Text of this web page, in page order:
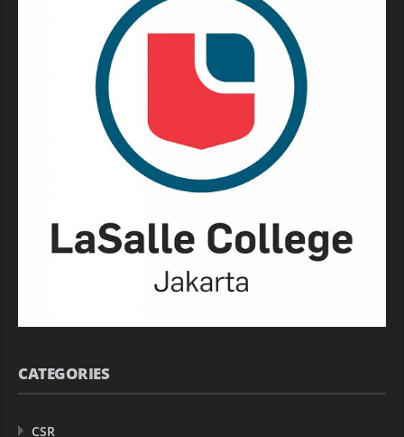
CATEGORIES
CSR